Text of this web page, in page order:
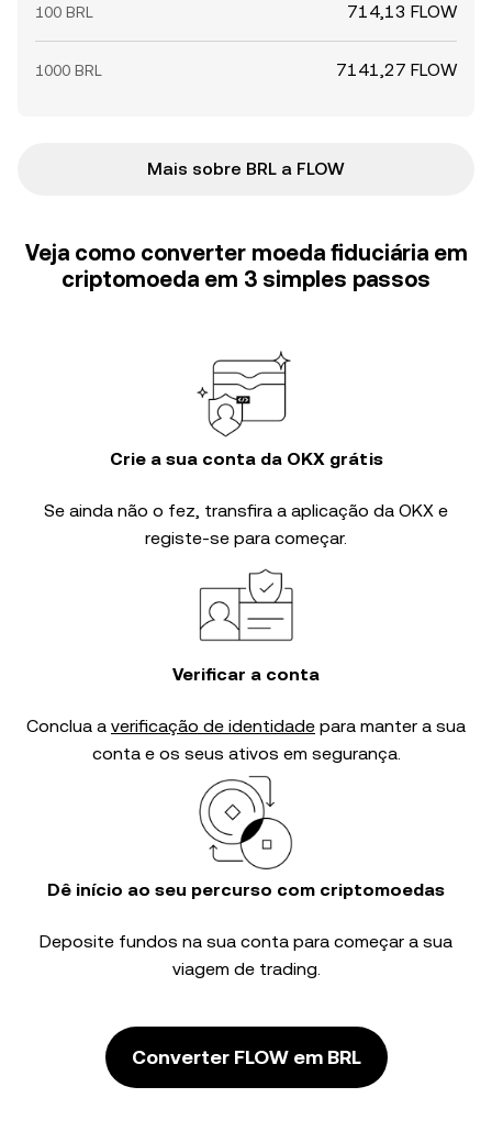
100 BRL 714,13 FLOW
1000 BRL 7141,27 FLOW
Mais sobre BRL a FLOW
Veja como converter moeda fiduciária em
criptomoeda em 3 simples passos
Crie a sua conta da OKX grátis
Se ainda não o fez, transfira a aplicação da OKX e
registe-se para começar.
Verificar a conta
Conclua a verificação de identidade para manter a sua
conta e os seus ativos em segurança.
Dê início ao seu percurso com criptomoedas
Deposite fundos na sua conta para começar a sua
viagem de trading.
Converter FLOW em BRL